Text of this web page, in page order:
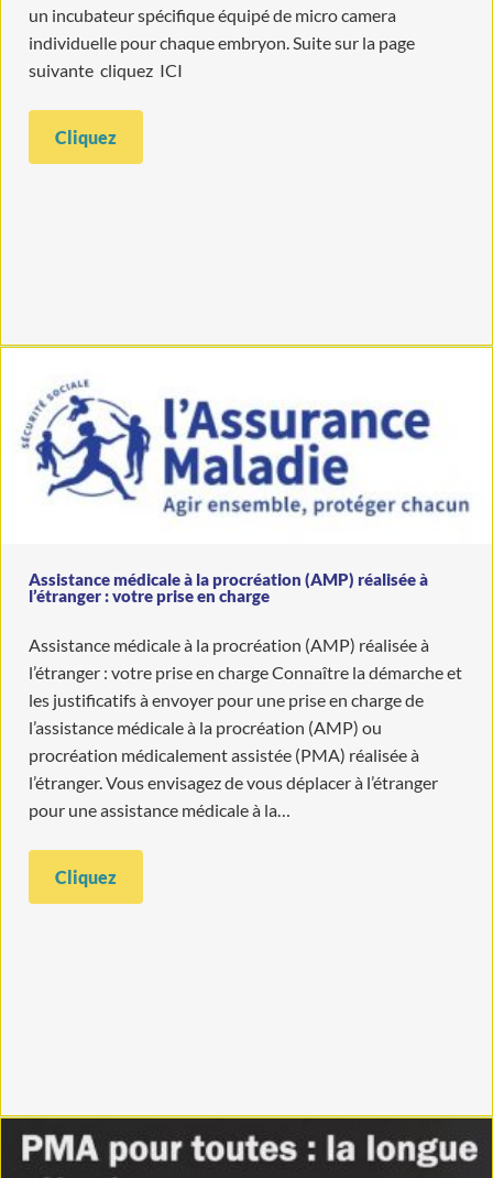
un incubateur spécifique équipé de micro camera
individuelle pour chaque embryon. Suite sur la page
suivante cliquez ICI
Cliquez
Assistance médicale à la procréation (AMP) réalisée à
l’étranger : votre prise en charge
Assistance médicale à la procréation (AMP) réalisée à
l’étranger : votre prise en charge Connaître la démarche et
les justificatifs à envoyer pour une prise en charge de
l’assistance médicale à la procréation (AMP) ou
procréation médicalement assistée (PMA) réalisée à
l’étranger. Vous envisagez de vous déplacer à l’étranger
pour une assistance médicale à la…
Cliquez